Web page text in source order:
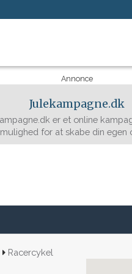
Annonce
Julekampagne.dk
er et online
for at skabe din egen
Racercykel